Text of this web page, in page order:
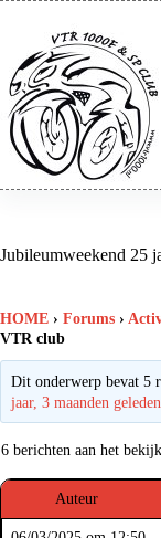
inhoud
Jubileumweekend 25
HOME › Forums ›
VTR club
Dit onderwerp bevat 5
jaar, 3 maanden geleden
6 berichten aan het
Auteur